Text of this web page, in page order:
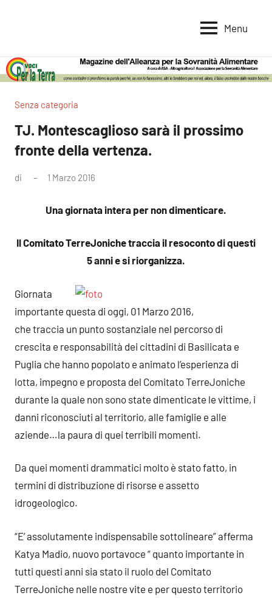
per
la
Terra
per
la
Alimentare
Menu
Senza categoria
TJ. Montescaglioso sarà il prossimo
fronte della vertenza.
di 1 Marzo 2016
Una giornata intera per non dimenticare.
Il Comitato TerreJoniche traccia il resoconto di questi
5 anni e si riorganizza.
Giornata
importante questa di oggi, 01 Marzo 2016,
che traccia un punto sostanziale nel percorso di
crescita e responsabilità dei cittadini di Basilicata e
Puglia che hanno popolato e animato l’esperienza di
lotta, impegno e proposta del Comitato TerreJoniche
durante la quale non sono state dimenticate le vittime, i
danni riconosciuti al territorio, alle famiglie e alle
aziende…la paura di quei terribili momenti.
Da quei momenti drammatici molto è stato fatto, in
termini di distribuzione di risorse e assetto
idrogeologico.
“E’ assolutamente indispensabile sottolineare” afferma
Katya Madio, nuovo portavoce “ quanto importante in
tutti questi anni sia stato il ruolo del Comitato
TerreJoniche nelle nostre vite e per questo territorio